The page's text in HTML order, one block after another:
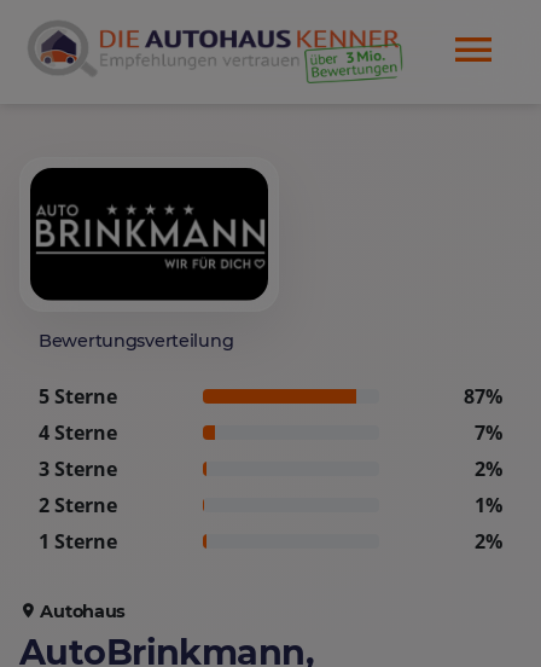
Bewertungsverteilung
5 Sterne
87%
4 Sterne
7%
3 Sterne
2%
2 Sterne
1%
1 Sterne
2%
Autohaus
AutoBrinkmann,